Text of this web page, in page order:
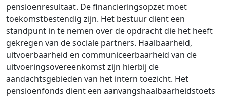
pensioenresultaat. De financieringsopzet moet
toekomstbestendig zijn. Het bestuur dient een
standpunt in te nemen over de opdracht die het heeft
gekregen van de sociale partners. Haalbaarheid,
uitvoerbaarheid en communiceerbaarheid van de
uitvoeringsovereenkomst zijn hierbij de
aandachtsgebieden van het intern toezicht. Het
pensioenfonds dient een aanvangshaalbaarheidstoets